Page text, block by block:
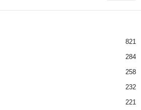
821
284
258
232
221